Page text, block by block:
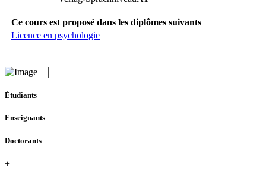
Ce cours est proposé dans les diplômes suivants
Licence en psychologie
Étudiants
Enseignants
Doctorants
+